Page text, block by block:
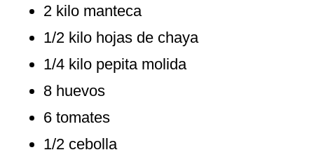
2 kilo manteca
1/2 kilo hojas de chaya
1/4 kilo pepita molida
8 huevos
6 tomates
1/2 cebolla